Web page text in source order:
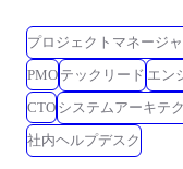
プロジェクトマネージャ
PMO テックリード エン
CTO システムアーキテ
社内ヘルプデスク